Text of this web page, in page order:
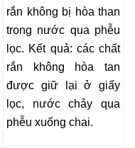
rắn không bị hòa than
trong nước qua phễu
lọc. Kết quả: các chất
rắn không hòa tan
được giữ lại ở giấy
lọc, nước chảy qua
phễu xuống chai.